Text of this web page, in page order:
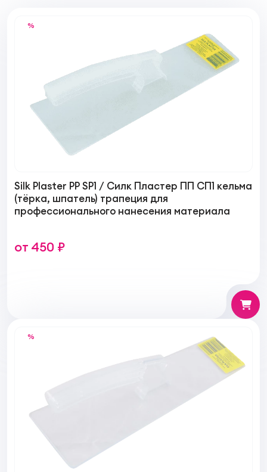
%
Silk Plaster PP SP1 / Силк Пластер ПП СП1 кельма
(тёрка, шпатель) трапеция для
профессионального нанесения материала
от 450 ₽
%